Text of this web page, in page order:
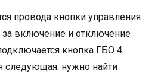
провода кнопки управления
за включение и отключение
кнопка ГБО 4
следующая: нужно найти